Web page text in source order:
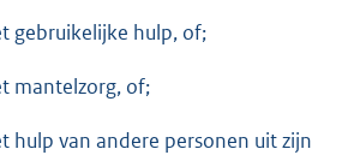
gebruikelijke hulp, of;
mantelzorg, of;
hulp van andere personen uit zijn